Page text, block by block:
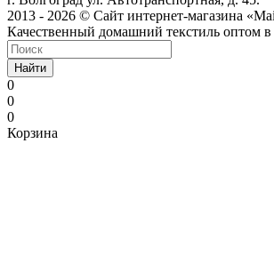
2013 - 2026 © Сайт интернет-магазина
Качественный домашний текстиль оптом в
Найти
0
0
0
Корзина